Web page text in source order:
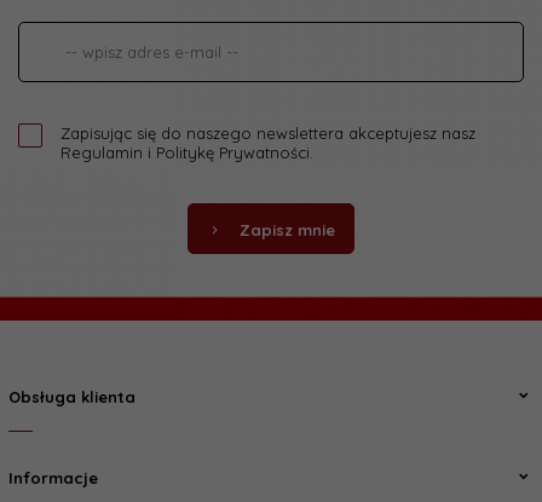
Zapisując się do naszego newslettera akceptujesz nasz
Regulamin i Politykę Prywatności.
Zapisz mnie
Obsługa klienta
Informacje